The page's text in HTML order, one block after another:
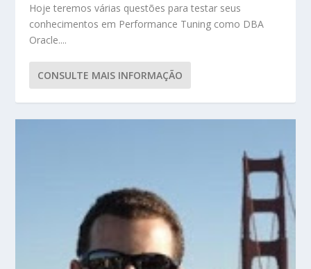
Hoje teremos várias questões para testar seus
conhecimentos em Performance Tuning como DBA
Oracle....
CONSULTE MAIS INFORMAÇÃO